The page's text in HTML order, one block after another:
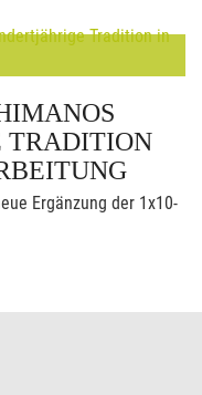
TRADITION
Ergänzung der 1x10-